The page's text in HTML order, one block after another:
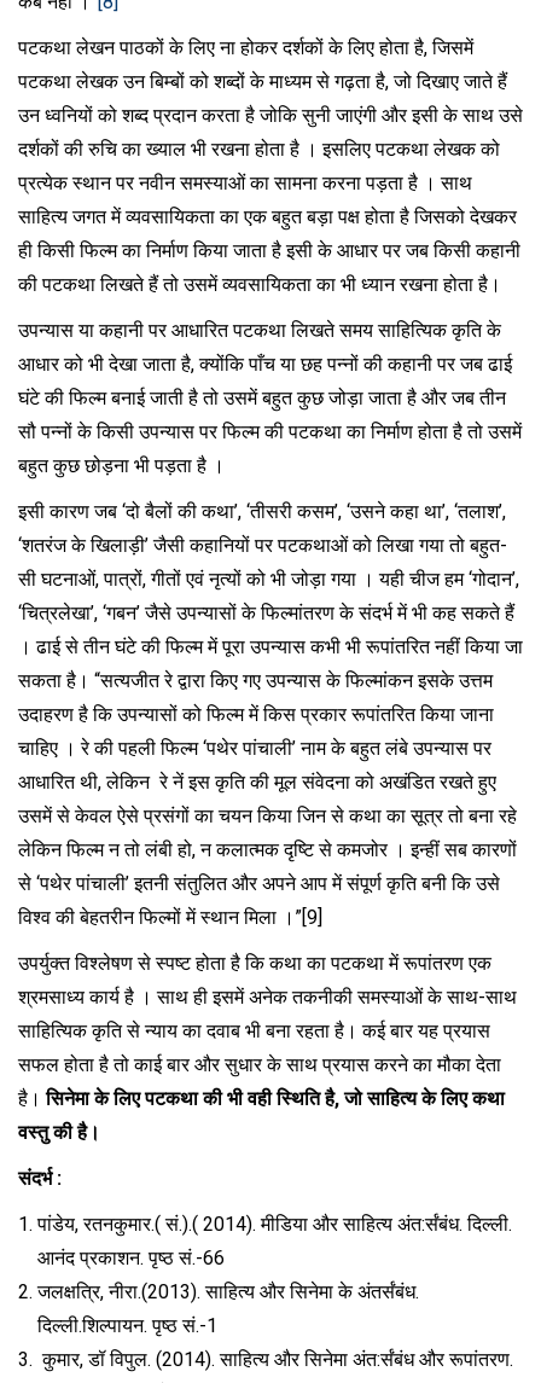
पटकथा लेखन पाठकों के लिए ना होकर दर्शकों के लिए होता है, जिसमें
पटकथा लेखक उन बिम्बों को शब्दों के माध्यम से गढ़ता है, जो दिखाए जाते हैं
उन ध्वनियों को शब्द प्रदान करता है जोकि सुनी जाएंगी और इसी के साथ उसे
दर्शकों की रुचि का ख्याल भी रखना होता है । इसलिए पटकथा लेखक को
प्रत्येक स्थान पर नवीन समस्याओं का सामना करना पड़ता है । साथ
साहित्य जगत में व्यवसायिकता का एक बहुत बड़ा पक्ष होता है जिसको देखकर
ही किसी फिल्म का निर्माण किया जाता है इसी के आधार पर जब किसी कहानी
की पटकथा लिखते हैं तो उसमें व्यवसायिकता का भी ध्यान रखना होता है।
उपन्यास या कहानी पर आधारित पटकथा लिखते समय साहित्यिक कृति के
आधार को भी देखा जाता है, क्योंकि पाँच या छह पन्नों की कहानी पर जब ढाई
घंटे की फिल्म बनाई जाती है तो उसमें बहुत कुछ जोड़ा जाता है और जब तीन
सौ पन्नों के किसी उपन्यास पर फिल्म की पटकथा का निर्माण होता है तो उसमें
बहुत कुछ छोड़ना भी पड़ता है ।
इसी कारण जब ‘दो बैलों की कथा’, ‘तीसरी कसम’, ‘उसने कहा था’, ‘तलाश’,
‘शतरंज के खिलाड़ी’ जैसी कहानियों पर पटकथाओं को लिखा गया तो बहुत-
सी घटनाओं, पात्रों, गीतों एवं नृत्यों को भी जोड़ा गया । यही चीज हम ‘गोदान’,
‘चित्रलेखा’, ‘गबन’ जैसे उपन्यासों के फिल्मांतरण के संदर्भ में भी कह सकते हैं
। ढाई से तीन घंटे की फिल्म में पूरा उपन्यास कभी भी रूपांतरित नहीं किया जा
सकता है। “सत्यजीत रे द्वारा किए गए उपन्यास के फिल्मांकन इसके उत्तम
उदाहरण है कि उपन्यासों को फिल्म में किस प्रकार रूपांतरित किया जाना
चाहिए । रे की पहली फिल्म ‘पथेर पांचाली’ नाम के बहुत लंबे उपन्यास पर
आधारित थी, लेकिन रे नें इस कृति की मूल संवेदना को अखंडित रखते हुए
उसमें से केवल ऐसे प्रसंगों का चयन किया जिन से कथा का सूत्र तो बना रहे
लेकिन फिल्म न तो लंबी हो, न कलात्मक दृष्टि से कमजोर । इन्हीं सब कारणों
से ‘पथेर पांचाली’ इतनी संतुलित और अपने आप में संपूर्ण कृति बनी कि उसे
विश्व की बेहतरीन फिल्मों में स्थान मिला ।”[9]
उपर्युक्त विश्लेषण से स्पष्ट होता है कि कथा का पटकथा में रूपांतरण एक
श्रमसाध्य कार्य है । साथ ही इसमें अनेक तकनीकी समस्याओं के साथ-साथ
साहित्यिक कृति से न्याय का दवाब भी बना रहता है। कई बार यह प्रयास
सफल होता है तो काई बार और सुधार के साथ प्रयास करने का मौका देता
है।सिनेमा के लिए पटकथा की भी वही स्थिति है, जो साहित्य के लिए कथा
वस्तु की है।
संदर्भ :
पांडेय, रतनकुमार.( सं.).( 2014). मीडिया और साहित्य अंत:र्संबंध. दिल्ली.
आनंद प्रकाशन. पृष्ठ सं.-66
जलक्षत्रि, नीरा.(2013). साहित्य और सिनेमा के अंतर्संबंध.
दिल्ली.शिल्पायन. पृष्ठ सं.-1
कुमार, डॉ विपुल. (2014). साहित्य और सिनेमा अंत:र्संबंध और रूपांतरण.